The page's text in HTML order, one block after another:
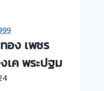
ย
อง เพชร
เค พระปฐม